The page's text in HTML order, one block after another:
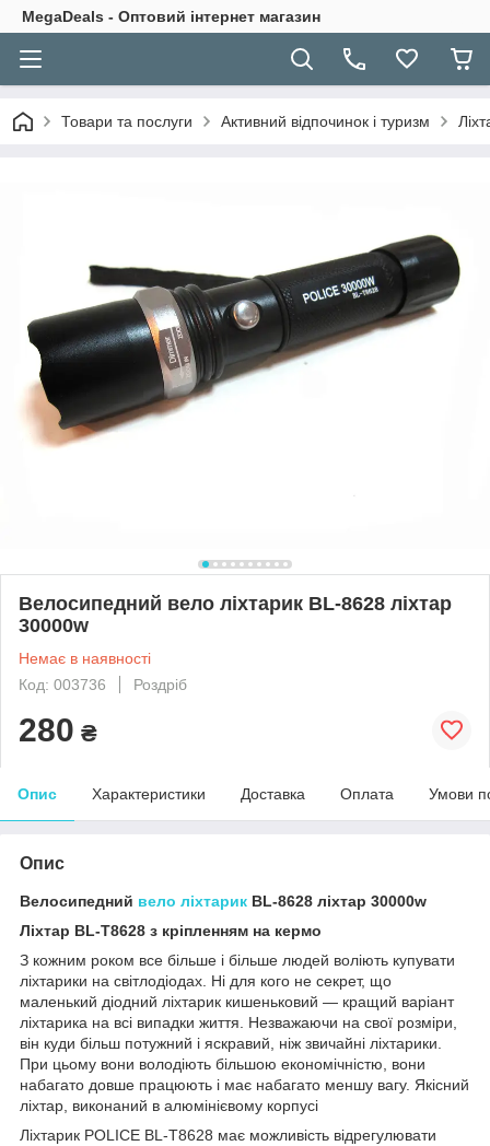
MegaDeals - Оптовий інтернет магазин
Товари та послуги Активний відпочинок і туризм
Велосипедний вело ліхтарик BL-8628 ліхтар
30000w
Немає в наявності
Код: 003736
Роздріб
280 ₴
Опис Характеристики Доставка Оплата Умови
Опис
Велосипедний вело ліхтарик BL-8628 ліхтар 30000w
Ліхтар BL-T8628 з кріпленням на кермо
З кожним роком все більше і більше людей воліють купувати
ліхтарики на світлодіодах. Ні для кого не секрет, що
маленький діодний ліхтарик кишеньковий — кращий варіант
ліхтарика на всі випадки життя. Незважаючи на свої розміри,
він куди більш потужний і яскравий, ніж звичайні ліхтарики.
При цьому вони володіють більшою економічністю, вони
набагато довше працюють і має набагато меншу вагу. Якісний
ліхтар, виконаний в алюмінієвому корпусі
Ліхтарик POLICE BL-Т8628 має можливість відрегулювати